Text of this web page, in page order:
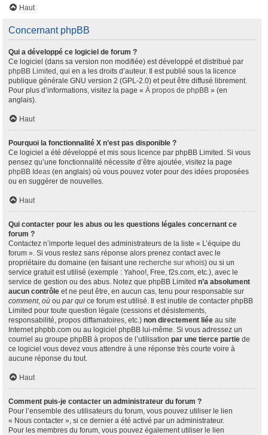
Haut
Concernant phpBB
Qui a développé ce logiciel de forum ?
Ce logiciel (dans sa version non modifiée) est développé et distribué par
phpBB Limited , qui en a les droits d’auteur. Il est publié sous la licence
publique générale GNU version 2 (GPL-2.0) et peut être diffusé librement.
Pour plus d’informations, visitez la page « À propos de phpBB » (en
anglais).
Haut
Pourquoi la fonctionnalité X n’est pas disponible ?
Ce logiciel a été développé et mis sous licence par phpBB Limited. Si vous
pensez qu’une fonctionnalité nécessite d’être ajoutée, visitez la page
phpBB Ideas (en anglais) où vous pouvez voter pour des idées proposées
ou en suggérer de nouvelles.
Haut
Qui contacter pour les abus ou les questions légales concernant ce
forum ?
Contactez n’importe lequel des administrateurs de la liste « L’équipe du
forum ». Si vous restez sans réponse alors prenez contact avec le
propriétaire du domaine (en faisant une recherche sur whois) ou si un
service gratuit est utilisé (exemple : Yahoo!, Free, f2s.com, etc.), avec le
service de gestion ou des abus. Notez que phpBB Limited n’a absolument
aucun contrôle et ne peut être, en aucun cas, tenu pour responsable sur
comment, où ou par qui ce forum est utilisé. Il est inutile de contacter phpBB
Limited pour toute question légale (cessions et désistements,
responsabilité, propos diffamatoires, etc.) non directement liée au site
Internet phpbb.com ou au logiciel phpBB lui-même. Si vous adressez un
courriel au groupe phpBB à propos de l’utilisation par une tierce partie de
ce logiciel vous devez vous attendre à une réponse très courte voire à
aucune réponse du tout.
Haut
Comment puis-je contacter un administrateur du forum ?
Pour l’ensemble des utilisateurs du forum, vous pouvez utiliser le lien
« Nous contacter », si ce dernier a été activé par un administrateur.
Pour les membres du forum, vous pouvez également utiliser le lien